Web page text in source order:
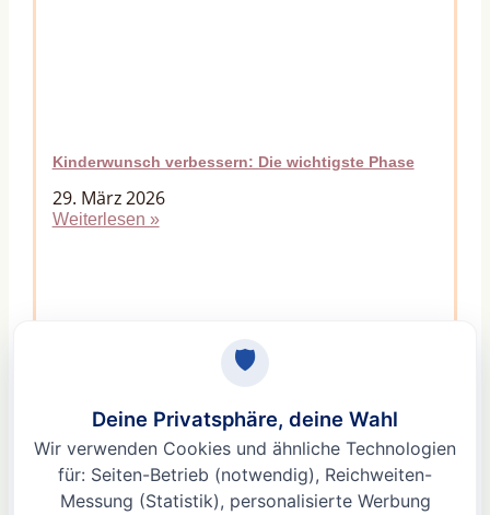
Kinderwunsch verbessern: Die wichtigste Phase
29. März 2026
Weiterlesen »
Macht Stress unfruchtbar? Der Mythos vom
Fruchtbarkeitskiller Stress